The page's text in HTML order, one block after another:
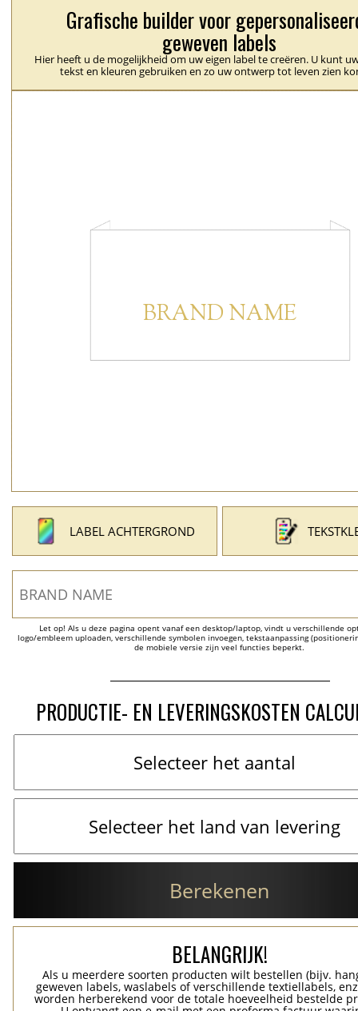
Grafische builder voor
geweven labels
Hier heeft u de mogelijkheid om uw eigen label te creëren. U kunt
tekst en kleuren gebruiken en zo uw ontwerp tot leven zien
LABEL ACHTERGROND
Let op! Als u deze pagina opent vanaf een desktop/laptop, vindt u verschillende
logo/embleem uploaden, verschillende symbolen invoegen, tekstaanpassing
de mobiele versie zijn veel functies beperkt.
PRODUCTIE- EN LEVERINGSKOSTEN
Berekenen
BELANGRIJK!
Als u meerdere soorten producten wilt bestellen (bijv.
geweven labels, waslabels of verschillende textiellabels,
worden herberekend voor de totale hoeveelheid bestelde